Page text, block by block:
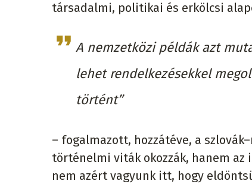
társadalmi, politikai és erkölcsi
A nemzetközi példák azt
lehet rendelkezésekkel
történt”
– fogalmazott, hozzátéve, a
történelmi viták okozzák, hanem az
nem azért vagyunk itt, hogy